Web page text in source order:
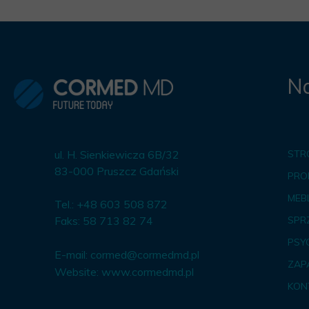
ul. H. Sienkiewicza 6B/32
83-000 Pruszcz Gdański
Tel.: +48 603 508 872
Faks: 58 713 82 74
E-mail: cormed@cormedmd.pl
Website: www.cormedmd.pl